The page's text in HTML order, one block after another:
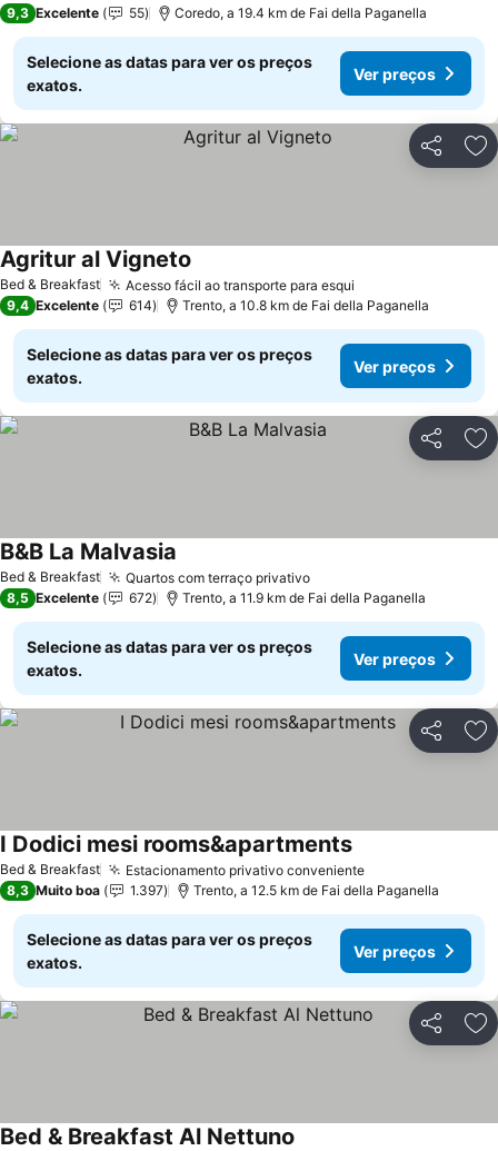
9,3 Excelente 55 Coredo, a 19.4 km de Fai della Paganella
Selecione as datas para ver os preços
exatos.
Ver preços
Partilhar
Bed & Breakfast Acesso fácil ao transporte para esqui
Agritur al Vigneto
9,4 Excelente 614 Trento, a 10.8 km de Fai della Paganella
Selecione as datas para ver os preços
exatos.
Ver preços
Partilhar
Bed & Breakfast Quartos com terraço privativo
B&B La Malvasia
8,5 Excelente 672 Trento, a 11.9 km de Fai della Paganella
Selecione as datas para ver os preços
exatos.
Ver preços
Partilhar
Bed & Breakfast Estacionamento privativo conveniente
I Dodici mesi rooms&apartments
8,3 Muito boa 1.397 Trento, a 12.5 km de Fai della Paganella
Selecione as datas para ver os preços
exatos.
Ver preços
Partilhar
Bed & Breakfast Al Nettuno